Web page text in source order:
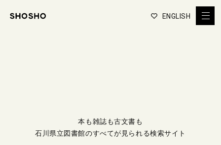
ENGLISH
本も雑誌も古文書も
石川県立図書館のすべてが見られる検索サイト